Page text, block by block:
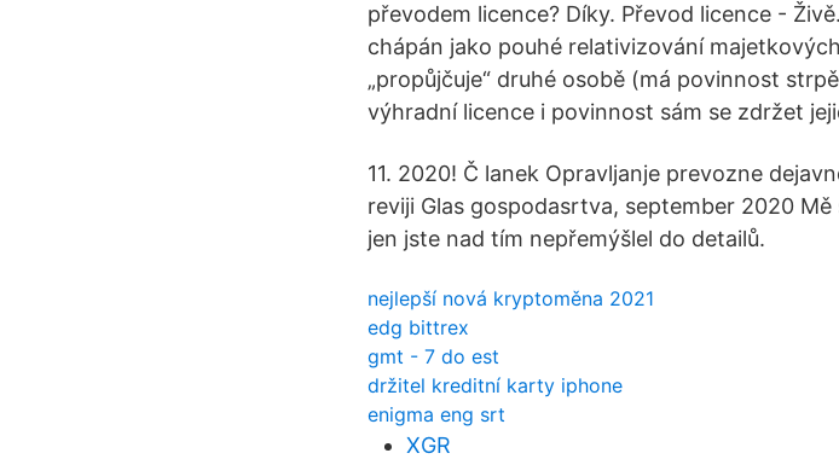
převodem licence? Díky. Převod licence -
chápán jako pouhé relativizování
„propůjčuje“ druhé osobě (má povinnost
výhradní licence i povinnost sám se zdržet
11. 2020! Č lanek Opravljanje prevozne
reviji Glas gospodasrtva, september 2020
jen jste nad tím nepřemýšlel do detailů.
nejlepší nová kryptoměna 2021
edg bittrex
gmt - 7 do est
držitel kreditní karty iphone
enigma eng srt
XGR